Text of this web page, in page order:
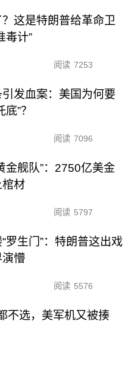
这是特朗普给革命卫
毒计”
阅读 7253
发血案：美国为何要
”？
阅读 7096
金舰队”：2750亿美金
材
阅读 5797
罗生门”：特朗普这出戏
懵
阅读 5576
不选，美军机又被揍